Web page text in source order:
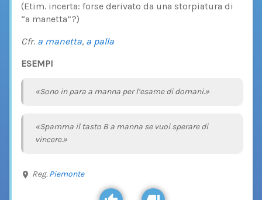
(Etim. incerta: forse derivato da una storpiatura di
“a manetta”?)
Cfr. a manetta, a palla
ESEMPI
«Sono in para a manna per l’esame di domani.»
«Spamma il tasto B a manna se vuoi sperare di
vincere.»
Reg. Piemonte